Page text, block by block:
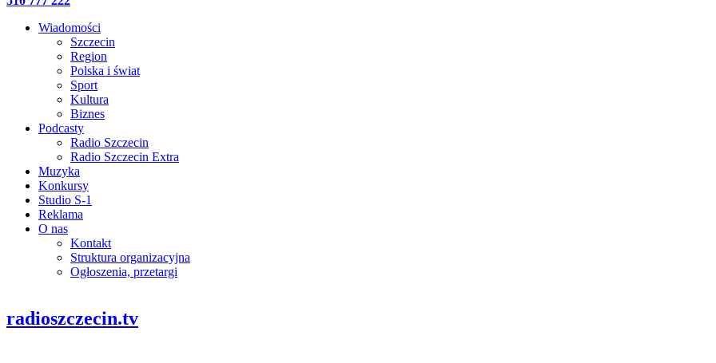
Wiadomości
Szczecin
Region
Polska i świat
Sport
Kultura
Biznes
Podcasty
Radio Szczecin
Radio Szczecin Extra
Muzyka
Konkursy
Studio S-1
Reklama
O nas
Kontakt
Struktura organizacyjna
Ogłoszenia, przetargi
radioszczecin.tv